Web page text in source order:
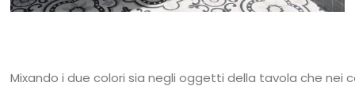
Mixando i due colori sia negli oggetti della tavola che nei